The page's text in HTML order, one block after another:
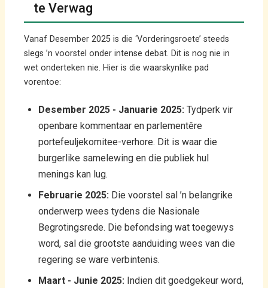
te Verwag
Vanaf Desember 2025 is die ‘Vorderingsroete’ steeds
slegs ’n voorstel onder intense debat. Dit is nog nie in
wet onderteken nie. Hier is die waarskynlike pad
vorentoe:
Desember 2025 - Januarie 2025: Tydperk vir
openbare kommentaar en parlementêre
portefeuljekomitee-verhore. Dit is waar die
burgerlike samelewing en die publiek hul
menings kan lug.
Februarie 2025: Die voorstel sal ’n belangrike
onderwerp wees tydens die Nasionale
Begrotingsrede. Die befondsing wat toegewys
word, sal die grootste aanduiding wees van die
regering se ware verbintenis.
Maart - Junie 2025: Indien dit goedgekeur word,